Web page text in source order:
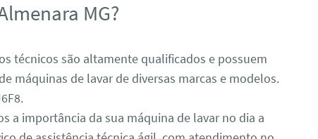
MG?
técnicos são altamente qualificados e possuem
máquinas de lavar de diversas marcas e modelos.
a importância da sua máquina de lavar no dia a